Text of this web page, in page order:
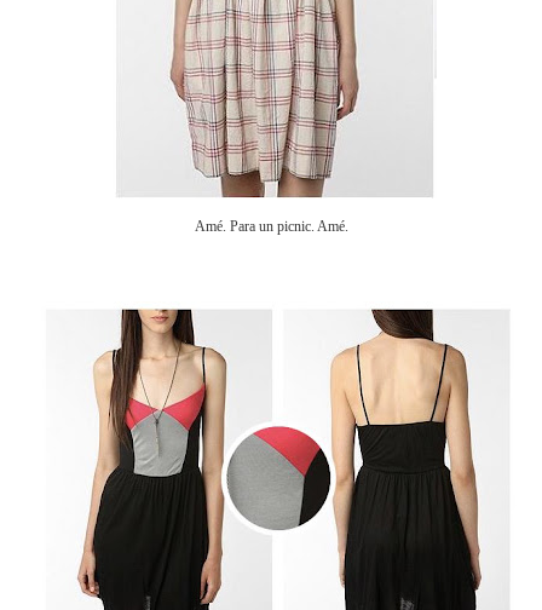
Amé. Para un picnic. Amé.